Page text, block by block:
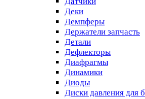
Деки
Демпферы
Держатели запчасть
Детали
Дефлекторы
Диафрагмы
Динамики
Диоды
Диски давления для